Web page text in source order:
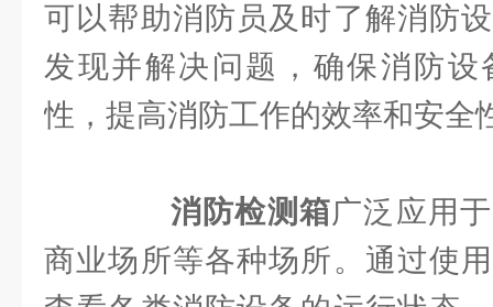
可以帮助消防员及时了解消防
发现并解决问题，确保消防
性，提高消防工作的效率和安全
消防检测箱广泛应用
商业场所等各种场所。通过使